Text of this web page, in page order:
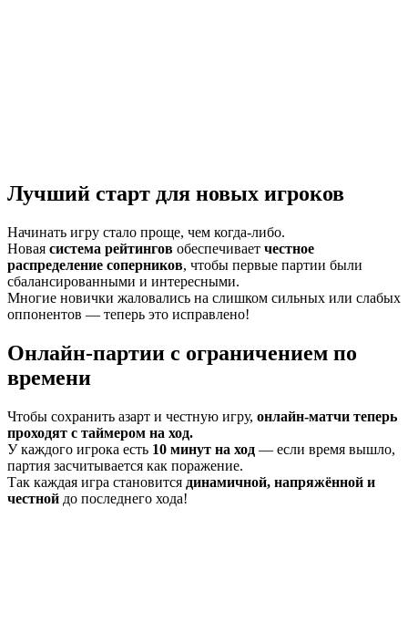
Лучший старт для новых игроков
Начинать игру стало проще, чем когда-либо.
Новая система рейтингов обеспечивает честное
распределение соперников, чтобы первые партии были
сбалансированными и интересными.
Многие новички жаловались на слишком сильных или слабых
оппонентов — теперь это исправлено!
Онлайн-партии с ограничением по
времени
Чтобы сохранить азарт и честную игру, онлайн-матчи теперь
проходят с таймером на ход.
У каждого игрока есть 10 минут на ход — если время вышло,
партия засчитывается как поражение.
Так каждая игра становится динамичной, напряжённой и
честной до последнего хода!